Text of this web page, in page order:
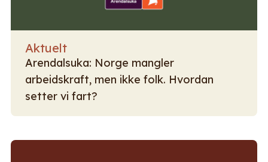
Aktuelt
Arendalsuka: Norge mangler
arbeidskraft, men ikke folk. Hvordan
setter vi fart?